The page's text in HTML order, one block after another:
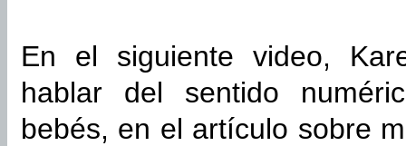
En el siguiente video,
hablar del sentido
bebés, en el artículo sobre